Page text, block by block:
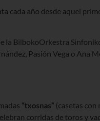
cada año desde aquel
la BilbokoOrkestra
Pasión Vega o Ana
“txosnas” (casetas con
corridas de toros y